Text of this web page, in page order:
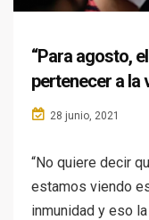
“Para agosto,
pertenecer a la
28 junio, 2021
“No quiere decir
estamos viendo
inmunidad y eso